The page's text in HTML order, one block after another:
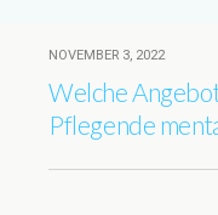
NOVEMBER 3, 2022
Welche
Pflegende